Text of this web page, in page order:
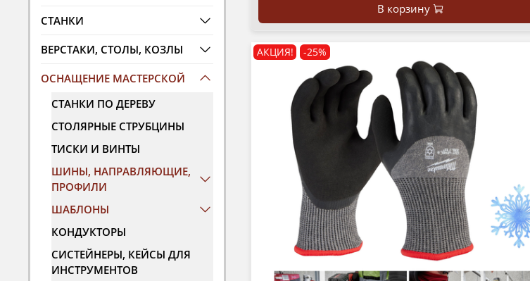
В корзину
АКЦИЯ! -25%
СТАНКИ
ВЕРСТАКИ, СТОЛЫ, КОЗЛЫ
ОСНАЩЕНИЕ МАСТЕРСКОЙ
СТАНКИ ПО ДЕРЕВУ
СТОЛЯРНЫЕ СТРУБЦИНЫ
ТИСКИ И ВИНТЫ
ШИНЫ, НАПРАВЛЯЮЩИЕ,
ПРОФИЛИ
ШАБЛОНЫ
КОНДУКТОРЫ
СИСТЕЙНЕРЫ, КЕЙСЫ ДЛЯ
ИНСТРУМЕНТОВ